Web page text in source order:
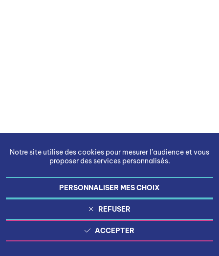
Notre site utilise des cookies pour mesurer l’audience et vous
proposer des services personnalisés.
PERSONNALISER MES CHOIX
REFUSER
ACCEPTER